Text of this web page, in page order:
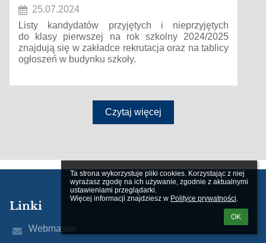
Ta strona wykorzystuje pliki cookies. Korzystając z niej
wyrażasz zgodę na ich używanie, zgodnie z aktualnymi
ustawieniami przeglądarki.
Więcej informacji znajdziesz w Polityce prywatności.
OK
25.07.2024
Listy kandydatów przyjętych i nieprzyjętych
do klasy pierwszej na rok szkolny 2024/2025
znajdują się w zakładce rekrutacja oraz na tablicy
ogłoszeń w budynku szkoły.
Czytaj więcej
Linki
Webmaster